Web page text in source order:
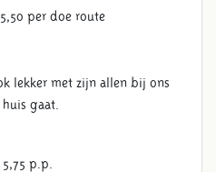
per doe route
lekker met zijn allen bij ons
gaat.
p.p.